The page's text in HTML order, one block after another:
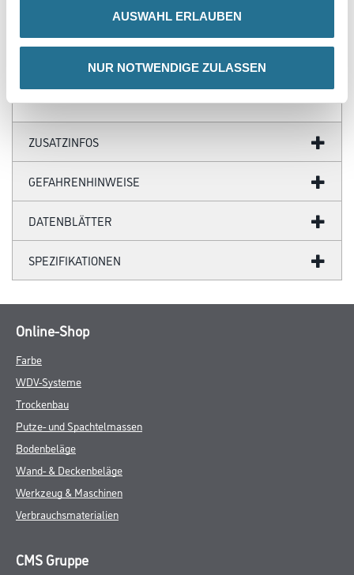
AUSWAHL ERLAUBEN
NUR NOTWENDIGE ZULASSEN
Verbrauchswert sind Anhaltswerte, der je nach Untergrund und
Verbrauchswerte sind nur durch vorherige Probebeschichtung zu
ZUSATZINFOS
GEFAHRENHINWEISE
DATENBLÄTTER
SPEZIFIKATIONEN
Online-Shop
Farbe
WDV-Systeme
Trockenbau
Putze- und Spachtelmassen
Bodenbeläge
Wand- & Deckenbeläge
Werkzeug & Maschinen
Verbrauchsmaterialien
CMS Gruppe